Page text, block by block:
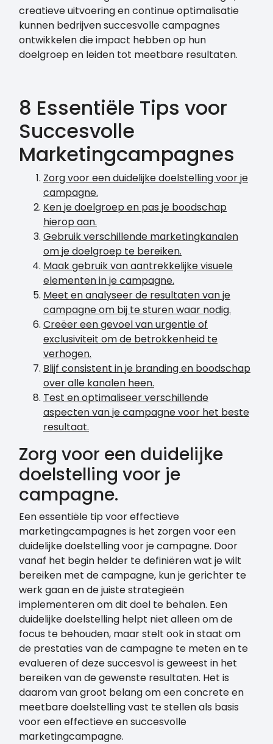
creatieve uitvoering en continue optimalisatie
kunnen bedrijven succesvolle campagnes
ontwikkelen die impact hebben op hun
doelgroep en leiden tot meetbare resultaten.
8 Essentiële Tips voor
Succesvolle
Marketingcampagnes
Zorg voor een duidelijke doelstelling voor je
campagne.
Ken je doelgroep en pas je boodschap
hierop aan.
Gebruik verschillende marketingkanalen
om je doelgroep te bereiken.
Maak gebruik van aantrekkelijke visuele
elementen in je campagne.
Meet en analyseer de resultaten van je
campagne om bij te sturen waar nodig.
Creëer een gevoel van urgentie of
exclusiviteit om de betrokkenheid te
verhogen.
Blijf consistent in je branding en boodschap
over alle kanalen heen.
Test en optimaliseer verschillende
aspecten van je campagne voor het beste
resultaat.
Zorg voor een duidelijke
doelstelling voor je
campagne.
Een essentiële tip voor effectieve
marketingcampagnes is het zorgen voor een
duidelijke doelstelling voor je campagne. Door
vanaf het begin helder te definiëren wat je wilt
bereiken met de campagne, kun je gerichter te
werk gaan en de juiste strategieën
implementeren om dit doel te behalen. Een
duidelijke doelstelling helpt niet alleen om de
focus te behouden, maar stelt ook in staat om
de prestaties van de campagne te meten en te
evalueren of deze succesvol is geweest in het
bereiken van de gewenste resultaten. Het is
daarom van groot belang om een concrete en
meetbare doelstelling vast te stellen als basis
voor een effectieve en succesvolle
marketingcampagne.